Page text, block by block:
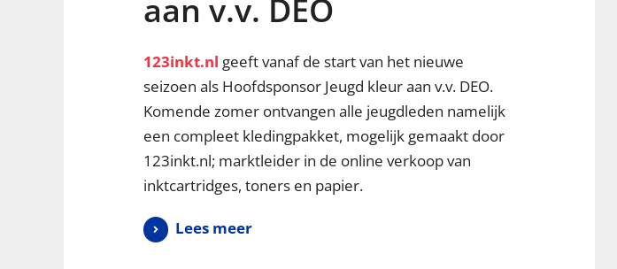
aan v.v. DEO
123inkt.nl geeft vanaf de start van het nieuwe
seizoen als Hoofdsponsor Jeugd kleur aan v.v. DEO.
Komende zomer ontvangen alle jeugdleden namelijk
een compleet kledingpakket, mogelijk gemaakt door
123inkt.nl; marktleider in de online verkoop van
inktcartridges, toners en papier.
Lees meer